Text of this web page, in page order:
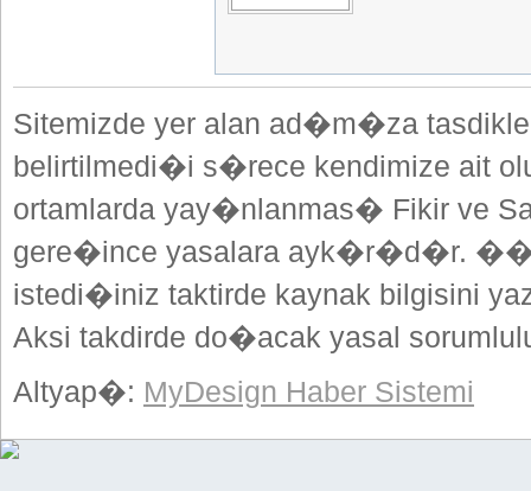
Sitemizde yer alan ad�m�za
belirtilmedi�i s�rece kendimize ait
ortamlarda yay�nlanmas� Fikir ve
gere�ince yasalara ayk�r�d�r.
istedi�iniz taktirde kaynak bilgisini
Aksi takdirde do�acak yasal
Altyap�: MyDesign Haber Sistemi